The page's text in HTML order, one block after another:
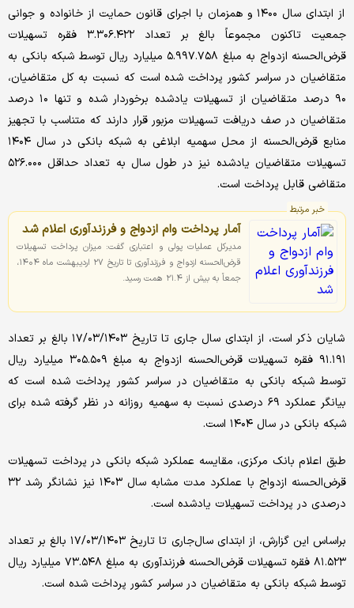
از ابتدای سال ۱۴۰۰ و همزمان با اجرای قانون حمایت از خانواده و جوانی
جمعیت تاکنون مجموعاً بالغ بر تعداد ۳.۳۰۶.۴۲۲ فقره تسهیلات
قرض‌الحسنه ازدواج به مبلغ ۵.۹۹۷.۷۵۸ میلیارد ریال توسط شبکه بانکی به
متقاضیان در سراسر کشور پرداخت شده است که نسبت به کل متقاضیان،
۹۰ درصد متقاضیان از تسهیلات یادشده برخوردار شده و تنها ۱۰ درصد
متقاضیان در صف دریافت تسهیلات مزبور قرار دارند که متناسب با تجهیز
منابع قرض‌الحسنه از محل سهمیه ابلاغی به شبکه بانکی در سال ۱۴۰۴
تسهیلات متقاضیان یادشده نیز در طول سال به تعداد حداقل ۵۲۶.۰۰۰
متقاضی قابل پرداخت است.
خبر مرتبط
آمار پرداخت وام ازدواج و فرزندآوری اعلام شد
مدیرکل عملیات پولی و اعتباری گفت: میزان پرداخت تسهیلات
قرض‌الحسنه ازدواج و فرزندآوری تا تاریخ ۲۷ اردیبهشت ماه ۱۴۰۴،
جمعاً به بیش از ۲۱.۴ همت رسید.
شایان ذکر است، از ابتدای سال جاری تا تاریخ ۱۷‌‌/۰۳‌‌/۱۴۰۳ بالغ بر تعداد
۹۱.۱۹۱ فقره تسهیلات قرض‌الحسنه ازدواج به مبلغ ۳۰۵.۵۰۹ میلیارد ریال
توسط شبکه بانکی به متقاضیان در سراسر کشور پرداخت شده است که
بیانگر عملکرد ۶۹ درصدی نسبت به سهمیه روزانه در نظر گرفته شده برای
شبکه بانکی در سال ۱۴۰۴ است.
طبق اعلام بانک مرکزی، مقایسه عملکرد شبکه بانکی در پرداخت تسهیلات
قرض‌الحسنه ازدواج با عملکرد مدت مشابه سال ۱۴۰۳ نیز نشانگر رشد ۳۲
درصدی در پرداخت تسهیلات یادشده است.
براساس این گزارش، از ابتدای سال‌جاری تا تاریخ ۱۷‌‌/۰۳‌‌/۱۴۰۳ بالغ بر تعداد
۸۱.۵۲۳ فقره تسهیلات قرض‌الحسنه فرزندآوری به مبلغ ۷۳.۵۴۸ میلیارد ریال
توسط شبکه بانکی به متقاضیان در سراسر کشور پرداخت شده است.